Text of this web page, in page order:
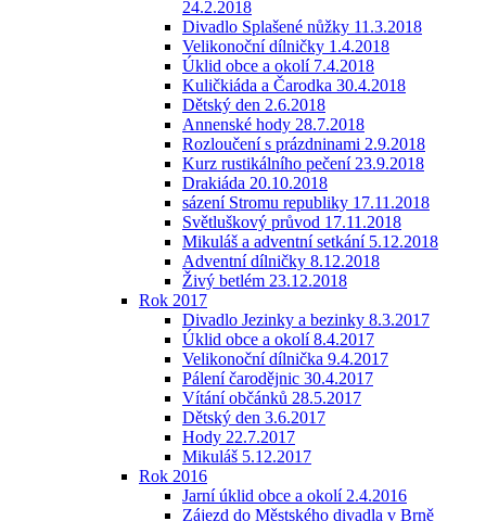
24.2.2018
Divadlo Splašené nůžky 11.3.2018
Velikonoční dílničky 1.4.2018
Úklid obce a okolí 7.4.2018
Kuličkiáda a Čarodka 30.4.2018
Dětský den 2.6.2018
Annenské hody 28.7.2018
Rozloučení s prázdninami 2.9.2018
Kurz rustikálního pečení 23.9.2018
Drakiáda 20.10.2018
sázení Stromu republiky 17.11.2018
Světluškový průvod 17.11.2018
Mikuláš a adventní setkání 5.12.2018
Adventní dílničky 8.12.2018
Živý betlém 23.12.2018
Rok 2017
Divadlo Jezinky a bezinky 8.3.2017
Úklid obce a okolí 8.4.2017
Velikonoční dílnička 9.4.2017
Pálení čarodějnic 30.4.2017
Vítání občánků 28.5.2017
Dětský den 3.6.2017
Hody 22.7.2017
Mikuláš 5.12.2017
Rok 2016
Jarní úklid obce a okolí 2.4.2016
Zájezd do Městského divadla v Brně